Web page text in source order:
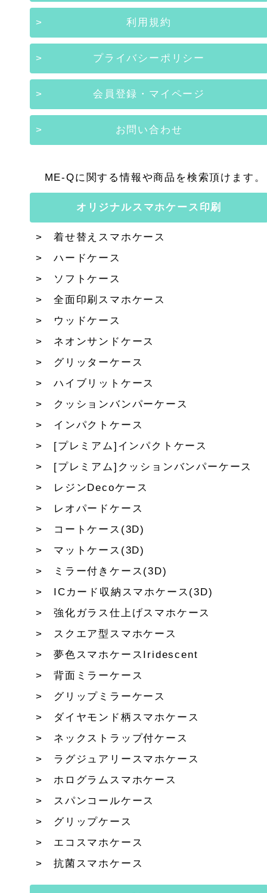
利用規約
プライバシーポリシー
会員登録・マイページ
お問い合わせ
ME-Qに関する情報や商品を検索頂けます。
オリジナルスマホケース印刷
着せ替えスマホケース
ハードケース
ソフトケース
全面印刷スマホケース
ウッドケース
ネオンサンドケース
グリッターケース
ハイブリットケース
クッションバンパーケース
インパクトケース
[プレミアム]インパクトケース
[プレミアム]クッションバンパーケース
レジンDecoケース
レオパードケース
コートケース(3D)
マットケース(3D)
ミラー付きケース(3D)
ICカード収納スマホケース(3D)
強化ガラス仕上げスマホケース
スクエア型スマホケース
夢色スマホケースIridescent
背面ミラーケース
グリップミラーケース
ダイヤモンド柄スマホケース
ネックストラップ付ケース
ラグジュアリースマホケース
ホログラムスマホケース
スパンコールケース
グリップケース
エコスマホケース
抗菌スマホケース